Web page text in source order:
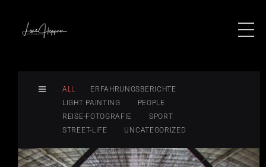
ALL
ERFAHRUNGSBERICHTE
LIGHT PAINTING
PEOPLE
REISE-FOTOGRAFIE
SPORT
STREET-LIFE
UNCATEGORIZED